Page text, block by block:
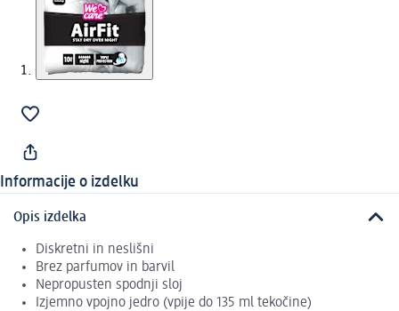
Informacije o izdelku
Opis izdelka
Diskretni in neslišni
Brez parfumov in barvil
Nepropusten spodnji sloj
Izjemno vpojno jedro (vpije do 135 ml tekočine)